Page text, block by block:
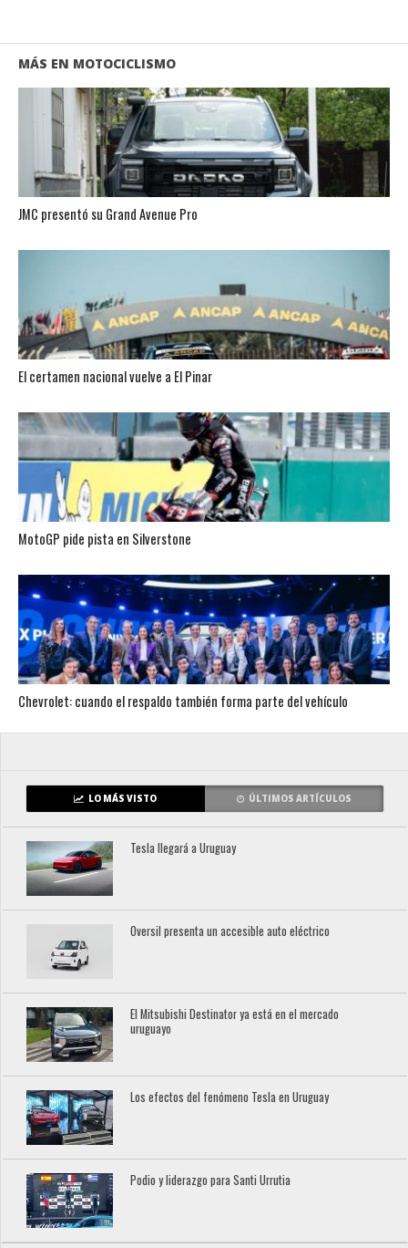
MÁS EN MOTOCICLISMO
JMC presentó su Grand Avenue Pro
El certamen nacional vuelve a El Pinar
MotoGP pide pista en Silverstone
Chevrolet: cuando el respaldo también forma parte del vehículo
LO MÁS VISTO ÚLTIMOS ARTÍCULOS
Tesla llegará a Uruguay
Oversil presenta un accesible auto eléctrico
El Mitsubishi Destinator ya está en el mercado
uruguayo
Los efectos del fenómeno Tesla en Uruguay
Podio y liderazgo para Santi Urrutia